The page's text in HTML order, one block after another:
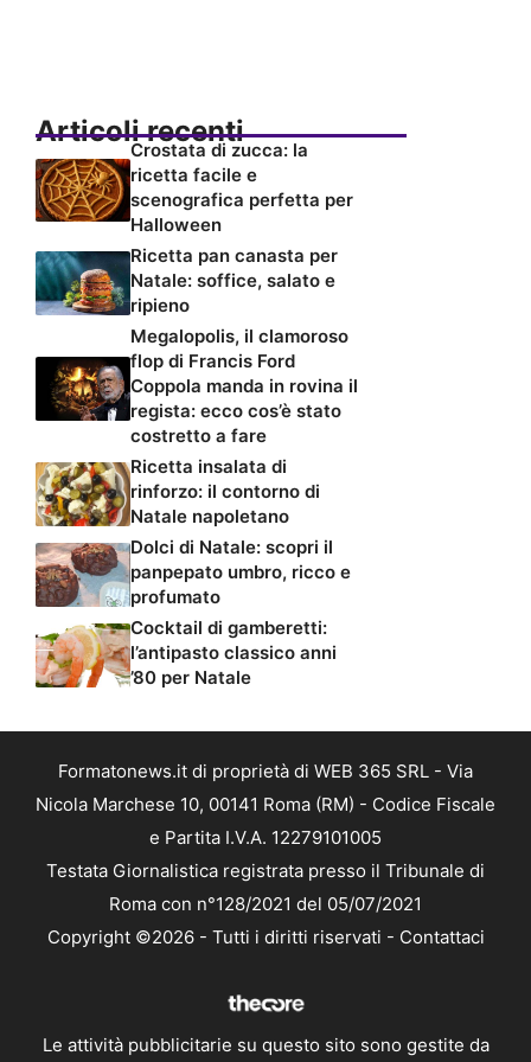
Articoli recenti
Crostata di zucca: la
ricetta facile e
scenografica perfetta per
Halloween
Ricetta pan canasta per
Natale: soffice, salato e
ripieno
Megalopolis, il clamoroso
flop di Francis Ford
Coppola manda in rovina il
regista: ecco cos’è stato
costretto a fare
Ricetta insalata di
rinforzo: il contorno di
Natale napoletano
Dolci di Natale: scopri il
panpepato umbro, ricco e
profumato
Cocktail di gamberetti:
l’antipasto classico anni
’80 per Natale
Formatonews.it di proprietà di WEB 365 SRL - Via
Nicola Marchese 10, 00141 Roma (RM) - Codice Fiscale
e Partita I.V.A. 12279101005
Testata Giornalistica registrata presso il Tribunale di
Roma con n°128/2021 del 05/07/2021
Copyright ©2026 - Tutti i diritti riservati - Contattaci
Le attività pubblicitarie su questo sito sono gestite da